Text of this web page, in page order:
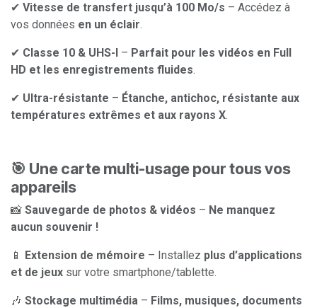
✔ Vitesse de transfert jusqu’à 100 Mo/s – Accédez à
vos données en un éclair.
✔ Classe 10 & UHS-I – Parfait pour les vidéos en Full
HD et les enregistrements fluides.
✔ Ultra-résistante – Étanche, antichoc, résistante aux
températures extrêmes et aux rayons X.
🎯 Une carte multi-usage pour tous vos
appareils
📸 Sauvegarde de photos & vidéos – Ne manquez
aucun souvenir !
📱 Extension de mémoire – Installez plus d’applications
et de jeux sur votre smartphone/tablette.
🎶 Stockage multimédia – Films, musiques, documents